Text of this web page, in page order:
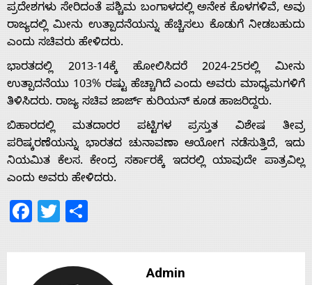
Home
About
Us
Advertise
With
ಪ್ರದೇಶಗಳು ಸೇರಿದಂತೆ ಪಶ್ಚಿಮ ಬಂಗಾಳದಲ್ಲಿ ಅನೇಕ ಕೊಳಗಳಿವೆ, ಅವು
ರಾಜ್ಯದಲ್ಲಿ ಮೀನು ಉತ್ಪಾದನೆಯನ್ನು ಹೆಚ್ಚಿಸಲು ಕೊಡುಗೆ ನೀಡಬಹುದು
ಎಂದು ಸಚಿವರು ಹೇಳಿದರು.
ಭಾರತದಲ್ಲಿ 2013-14ಕ್ಕೆ ಹೋಲಿಸಿದರೆ 2024-25ರಲ್ಲಿ ಮೀನು
ಉತ್ಪಾದನೆಯು 103% ರಷ್ಟು ಹೆಚ್ಚಾಗಿದೆ ಎಂದು ಅವರು ಮಾಧ್ಯಮಗಳಿಗೆ
ತಿಳಿಸಿದರು. ರಾಜ್ಯ ಸಚಿವ ಜಾರ್ಜ್ ಕುರಿಯನ್ ಕೂಡ ಹಾಜರಿದ್ದರು.
ಬಿಹಾರದಲ್ಲಿ ಮತದಾರರ ಪಟ್ಟಿಗಳ ಪ್ರಸ್ತುತ ವಿಶೇಷ ತೀವ್ರ
ಪರಿಷ್ಕರಣೆಯನ್ನು ಭಾರತದ ಚುನಾವಣಾ ಆಯೋಗ ನಡೆಸುತ್ತಿದೆ, ಇದು
ನಿಯಮಿತ ಕೆಲಸ. ಕೇಂದ್ರ ಸರ್ಕಾರಕ್ಕೆ ಇದರಲ್ಲಿ ಯಾವುದೇ ಪಾತ್ರವಿಲ್ಲ
ಎಂದು ಅವರು ಹೇಳಿದರು.
Facebook
Twitter
Admin